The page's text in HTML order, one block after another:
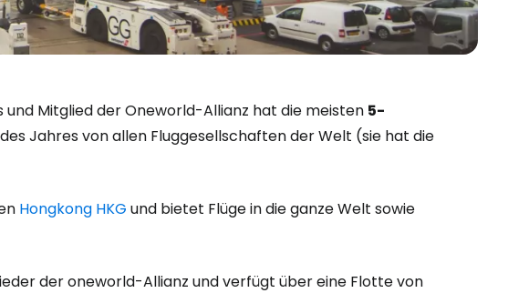
Mitglied der Oneworld-Allianz hat die meisten 5-
des Jahres von allen Fluggesellschaften der Welt (sie hat die
Hongkong HKG und bietet Flüge in die ganze Welt sowie
der oneworld-Allianz und verfügt über eine Flotte von
bei Cestee
Community